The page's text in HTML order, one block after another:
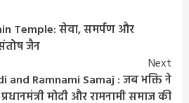
Temple: सेवा, समर्पण और
जैन
Next
and Ramnami Samaj : जब भक्ति ने
मोदी और रामनामी समाज की